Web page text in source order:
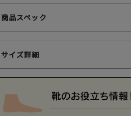
商品スペック
サイズ詳細
、ご指定の口座から引落としさせていただきます。
個人情報保護方針
返品特約について